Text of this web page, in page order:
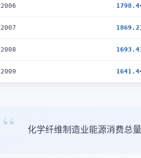
2006
2007
2008
2009
化学纤维制造业能源消费总